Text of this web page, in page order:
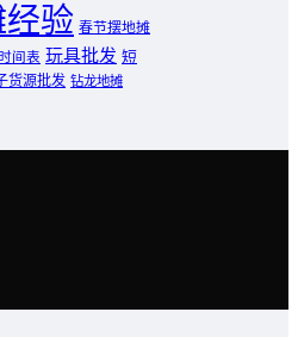
验 春节摆地摊
间表 玩具批发 短
货源批发 钻龙地摊